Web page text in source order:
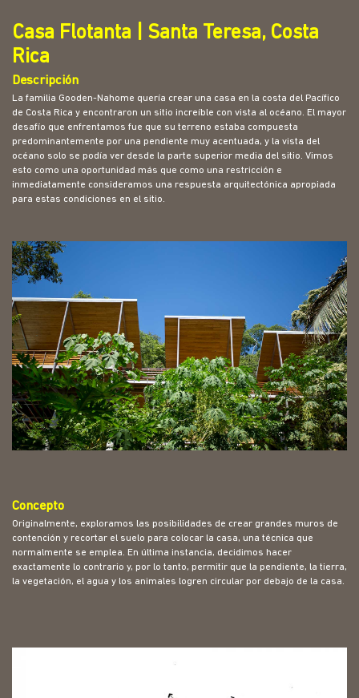
Casa Flotanta | Santa Teresa, Costa
Rica
Descripción
La familia Gooden-Nahome quería crear una casa en la costa del Pacífico
de Costa Rica y encontraron un sitio increíble con vista al océano. El mayor
desafío que enfrentamos fue que su terreno estaba compuesta
predominantemente por una pendiente muy acentuada, y la vista del
océano solo se podía ver desde la parte superior media del sitio. Vimos
esto como una oportunidad más que como una restricción e
inmediatamente consideramos una respuesta arquitectónica apropiada
para estas condiciones en el sitio.
Concepto
Originalmente, exploramos las posibilidades de crear grandes muros de
contención y recortar el suelo para colocar la casa, una técnica que
normalmente se emplea. En última instancia, decidimos hacer
exactamente lo contrario y, por lo tanto, permitir que la pendiente, la tierra,
la vegetación, el agua y los animales logren circular por debajo de la casa.